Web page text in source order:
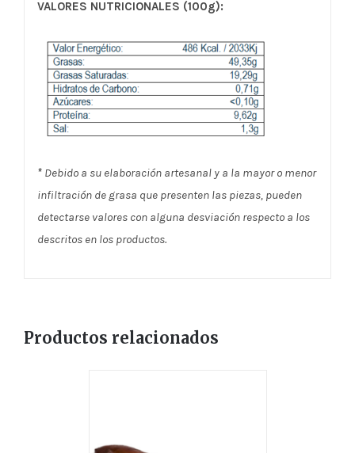
VALORES NUTRICIONALES (100g):
*Debido a su elaboración artesanal y a la mayor o menor
infiltración de grasa que presenten las piezas, pueden
detectarse valores con alguna desviación respecto a los
descritos en los productos.
Productos relacionados